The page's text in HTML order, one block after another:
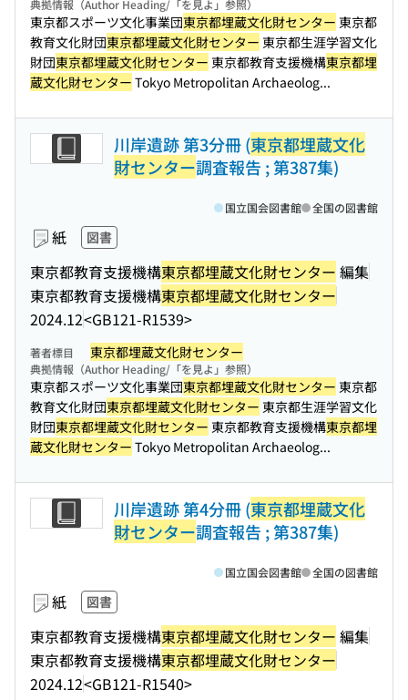
典拠情報（Author Heading/「を見よ」参照）
東京都スポーツ文化事業団東京都埋蔵文化財センター 東京都
教育文化財団東京都埋蔵文化財センター 東京都生涯学習文化
財団東京都埋蔵文化財センター 東京都教育支援機構東京都埋
蔵文化財センター Tokyo Metropolitan Archaeolog...
川岸遺跡 第3分冊 (東京都埋蔵文化
財センター調査報告 ; 第387集)
紙 図書
東京都教育支援機構東京都埋蔵文化財センター 編集
東京都教育支援機構東京都埋蔵文化財センター
2024.12<GB121-R1539>
国立国会図書館 全国の図書館
著者標目 東京都埋蔵文化財センター
典拠情報（Author Heading/「を見よ」参照）
東京都スポーツ文化事業団東京都埋蔵文化財センター 東京都
教育文化財団東京都埋蔵文化財センター 東京都生涯学習文化
財団東京都埋蔵文化財センター 東京都教育支援機構東京都埋
蔵文化財センター Tokyo Metropolitan Archaeolog...
川岸遺跡 第4分冊 (東京都埋蔵文化
財センター調査報告 ; 第387集)
紙 図書
東京都教育支援機構東京都埋蔵文化財センター 編集
東京都教育支援機構東京都埋蔵文化財センター
2024.12<GB121-R1540>
国立国会図書館 全国の図書館